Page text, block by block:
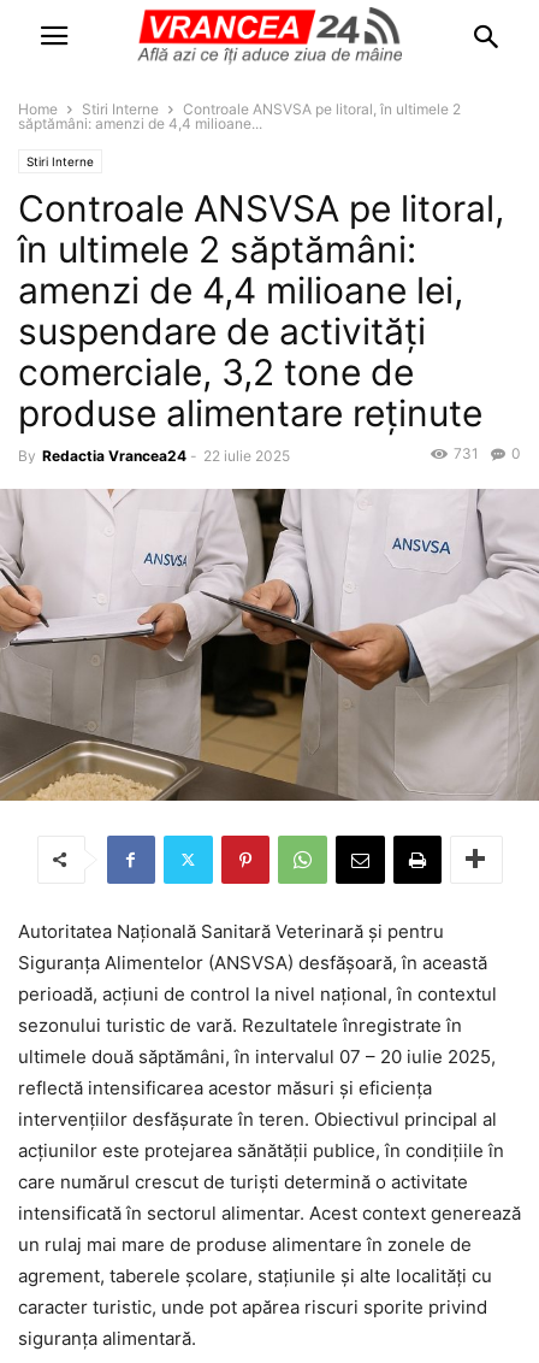
Home Stiri Interne
Controale ANSVSA pe litoral, în ultimele 2
săptămâni: amenzi de 4,4 milioane...
Stiri Interne
Controale ANSVSA pe litoral,
în ultimele 2 săptămâni:
amenzi de 4,4 milioane lei,
suspendare de activități
comerciale, 3,2 tone de
produse alimentare reținute
By Redactia Vrancea24 - 22 iulie 2025 0
731
Autoritatea Națională Sanitară Veterinară și pentru
Siguranța Alimentelor (ANSVSA) desfășoară, în această
perioadă, acțiuni de control la nivel național, în contextul
sezonului turistic de vară. Rezultatele înregistrate în
ultimele două săptămâni, în intervalul 07 – 20 iulie 2025,
reflectă intensificarea acestor măsuri și eficiența
intervențiilor desfășurate în teren. Obiectivul principal al
acțiunilor este protejarea sănătății publice, în condițiile în
care numărul crescut de turiști determină o activitate
intensificată în sectorul alimentar. Acest context generează
un rulaj mai mare de produse alimentare în zonele de
agrement, taberele școlare, stațiunile și alte localități cu
caracter turistic, unde pot apărea riscuri sporite privind
siguranța alimentară.